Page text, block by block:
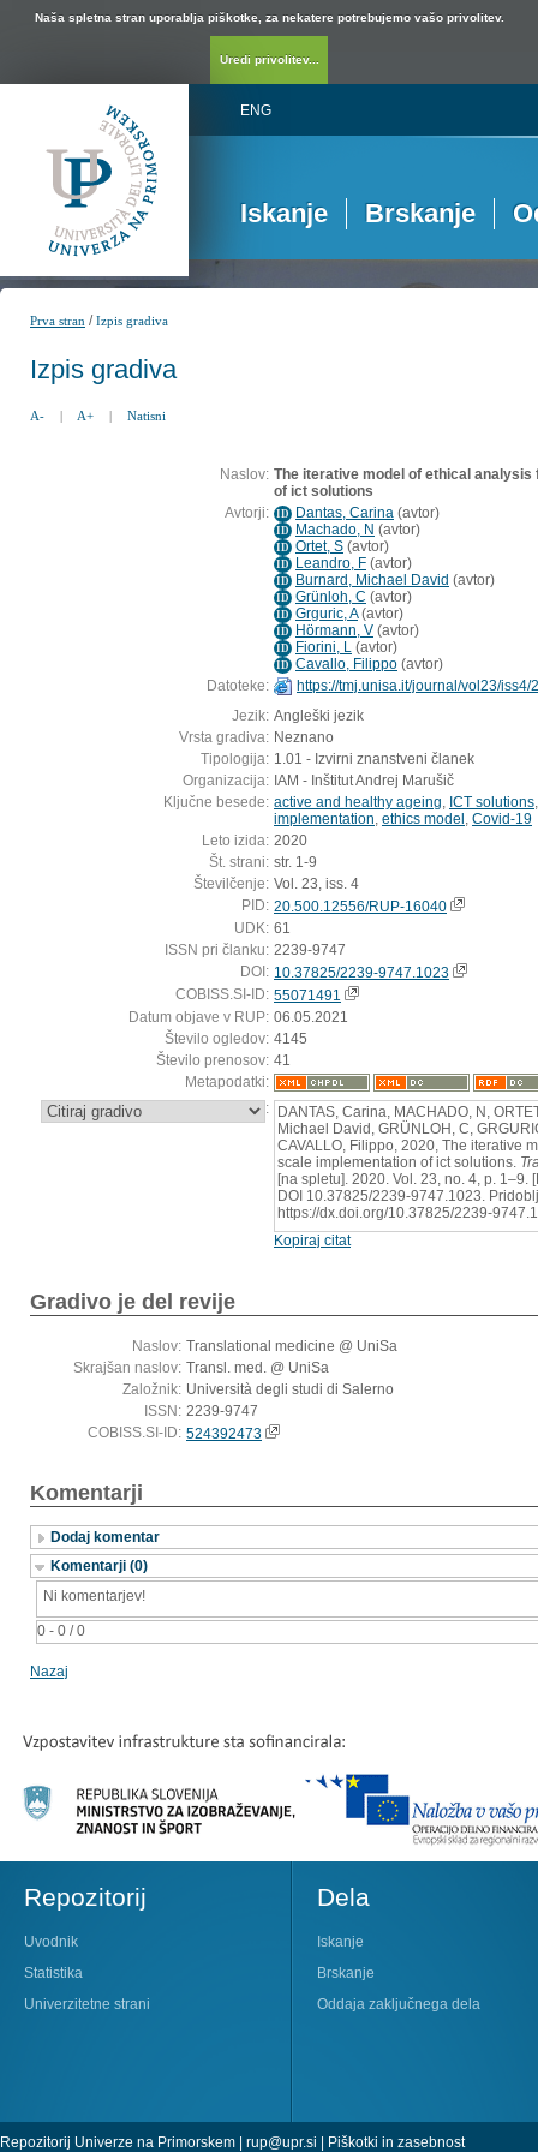
Naša spletna stran uporablja piškotke, za nekatere potrebujemo vašo privolitev.
Uredi privolitev...
ENG
Iskanje Brskanje
Prva stran /Izpis gradiva
Izpis gradiva
A- | A+ | Natisni
Naslov: The iterative model of ethical
of ict solutions
Avtorji: ID Dantas, Carina (avtor)
ID Machado, N (avtor)
ID Ortet, S (avtor)
ID Leandro, F (avtor)
ID Burnard, Michael David (avtor)
ID Grünloh, C (avtor)
ID Grguric, A(avtor)
ID Hörmann, V (avtor)
ID Fiorini, L (avtor)
ID Cavallo, Filippo (avtor)
Datoteke:
https://tmj.unisa.it/journal/vol23/iss4/
Jezik: Angleški jezik
Vrsta gradiva: Neznano
Tipologija: 1.01 - Izvirni znanstveni članek
Organizacija: IAM - Inštitut Andrej Marušič
Ključne besede: active and healthy ageing ICT solutions
implementation ethics model Covid-19
Leto izida: 2020
Št. strani: str. 1-9
Številčenje: Vol. 23, iss. 4
PID: 20.500.12556/RUP-16040
UDK: 61
ISSN pri članku: 2239-9747
DOI: 10.37825/2239-9747.1023
COBISS.SI-ID: 55071491
Datum objave v RUP: 06.05.2021
Število ogledov: 4145
Število prenosov: 41
Metapodatki:
: DANTAS, Carina, MACHADO, N,
Michael David, GRÜNLOH, C,
CAVALLO, Filippo, 2020, The iterative
scale implementation of ict solutions.
[na spletu]. 2020. Vol. 23, no. 4, p. 1–9.
DOI 10.37825/2239-9747.1023.
https://dx.doi.org/10.37825/2239-
Kopiraj citat
Gradivo je del revije
Naslov: Translational medicine @ UniSa
Skrajšan naslov: Transl. med. @ UniSa
Založnik: Università degli studi di Salerno
ISSN: 2239-9747
COBISS.SI-ID: 524392473
Komentarji
Dodaj komentar
Komentarji (0)
0 - 0 / 0
Ni komentarjev!
Nazaj
Repozitorij
Uvodnik
Statistika
Univerzitetne strani
Dela
Iskanje
Brskanje
Oddaja zaključnega dela
Repozitorij Univerze na Primorskem | rup@upr.si Piškotki in zasebnost